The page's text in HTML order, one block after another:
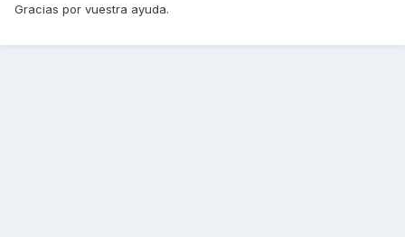
Gracias por vuestra ayuda.